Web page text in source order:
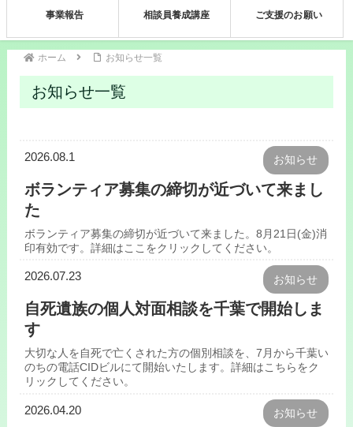
事業報告 相談員養成講座 ご支援のお願い
ホーム お知らせ一覧
お知らせ一覧
2026.08.1 お知らせ
ボランティア募集の締切が近づいて来まし
た
ボランティア募集の締切が近づいて来ました。8月21日(金)消
印有効です。詳細はここをクリックしてください。
2026.07.23 お知らせ
自死遺族の個人対面相談を千葉で開始しま
す
大切な人を自死で亡くされた方の個別相談を、7月から千葉い
のちの電話CIDビルにて開始いたします。詳細はこちらをク
リックしてください。
2026.04.20 お知らせ